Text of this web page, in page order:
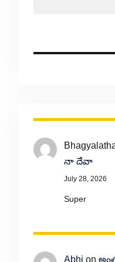
నా దేవా
July 28, 2026
Super
Abhi on